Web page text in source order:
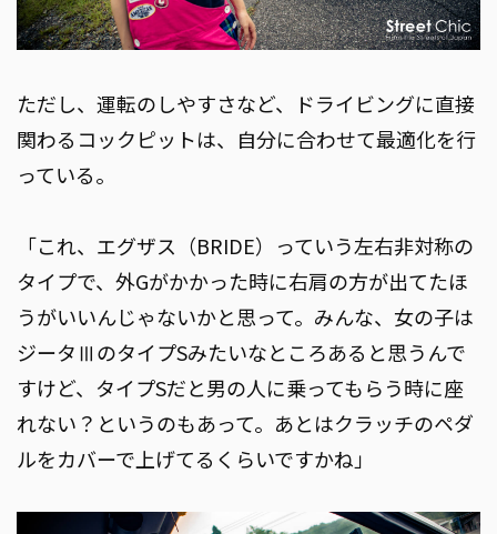
ただし、運転のしやすさなど、ドライビングに直接
関わるコックピットは、自分に合わせて最適化を行
っている。
「これ、エグザス（BRIDE）っていう左右非対称の
タイプで、外Gがかかった時に右肩の方が出てたほ
うがいいんじゃないかと思って。みんな、女の子は
ジータⅢのタイプSみたいなところあると思うんで
すけど、タイプSだと男の人に乗ってもらう時に座
れない？というのもあって。あとはクラッチのペダ
ルをカバーで上げてるくらいですかね」